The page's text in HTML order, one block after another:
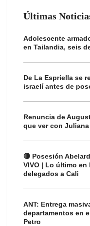
Últimas
Adolescente
en Tailandia, seis
De La Espriella se
israelí antes de
Renuncia de
que ver con Juliana
🔴 Posesión
VIVO | Lo último en
delegados a Cali
ANT: Entrega
departamentos en
Petro